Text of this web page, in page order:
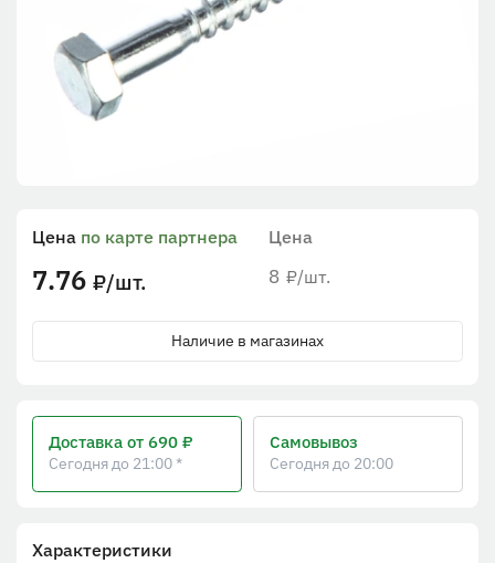
Характеристики
Цена
8 ₽/шт.
Цена по карте партнера
7.76 ₽/шт.
Наличие в магазинах
Доставка от 690 ₽
Сегодня до 21:00 *
Самовывоз
Сегодня до 20:00